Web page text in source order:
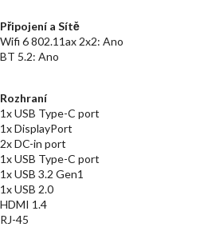
Připojení a Sítě
Wifi 6 802.11ax 2x2: Ano
BT 5.2: Ano
Rozhraní
1x USB Type-C port
1x DisplayPort
2x DC-in port
1x USB Type-C port
1x USB 3.2 Gen1
1x USB 2.0
HDMI 1.4
RJ-45